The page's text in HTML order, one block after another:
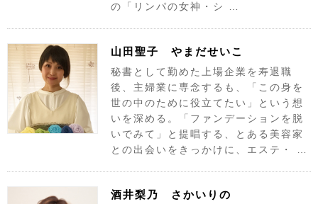
の「リンパの女神・シ …
山田聖子 やまだせいこ
秘書として勤めた上場企業を寿退職
後、主婦業に専念するも、「この身を
世の中のために役立てたい」という想
いを深める。「ファンデーションを脱
いでみて」と提唱する、とある美容家
との出会いをきっかけに、エステ・ …
酒井梨乃 さかいりの